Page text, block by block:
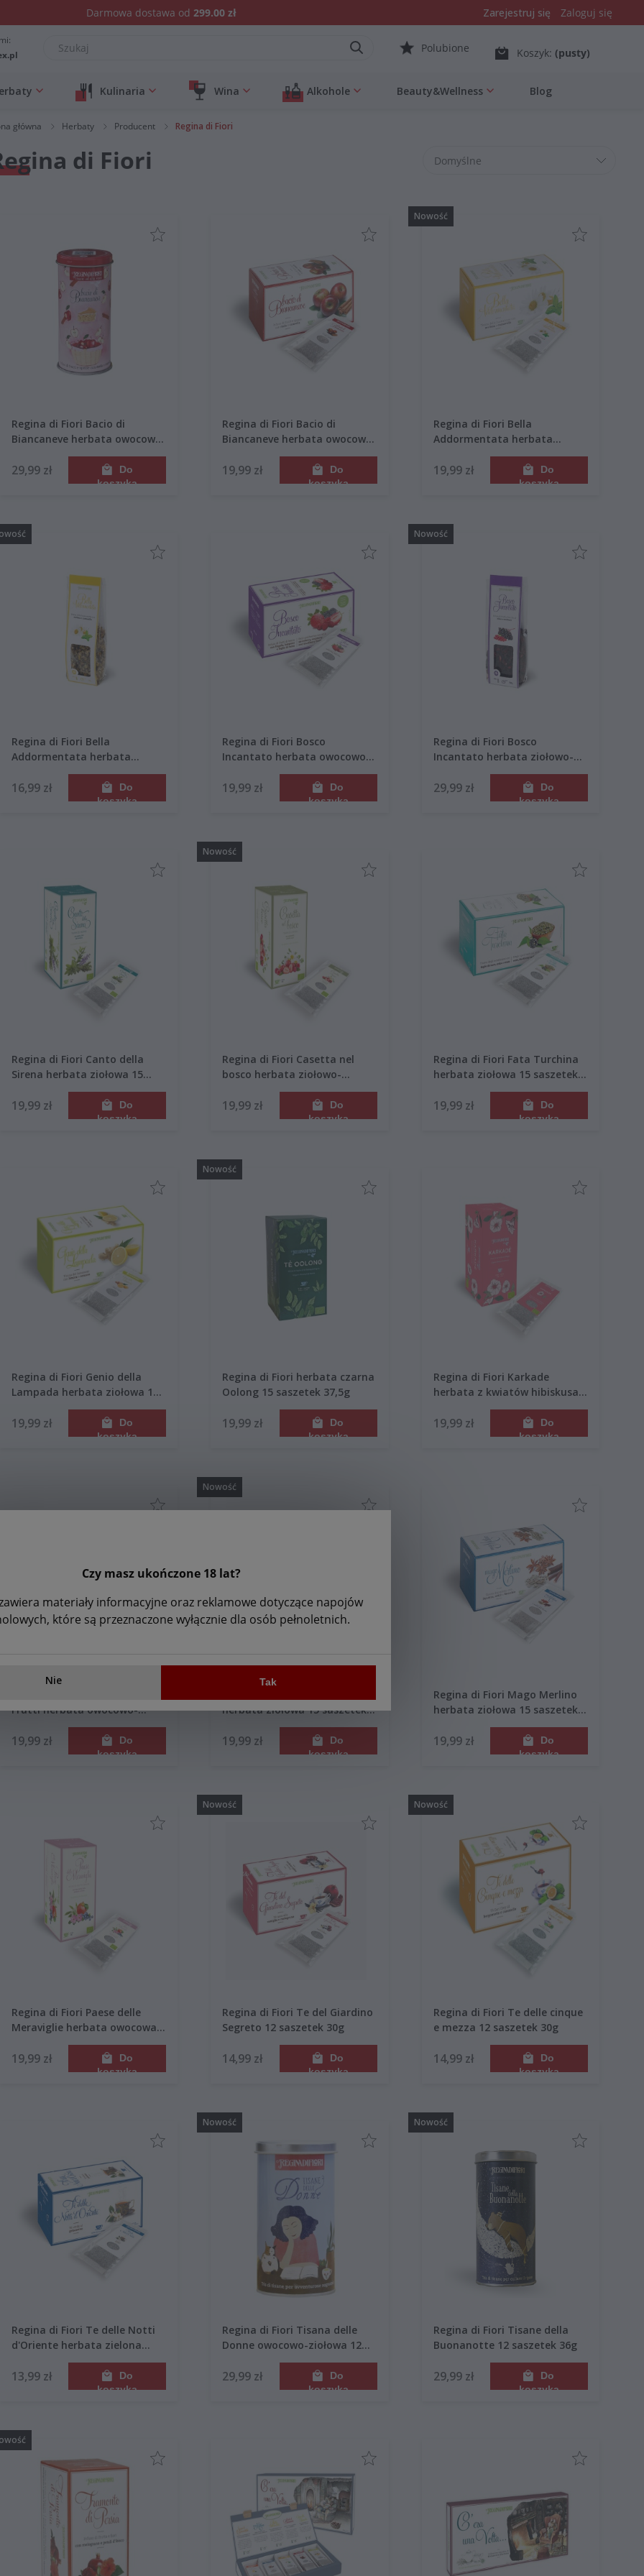
Darmowa dostawa od 299.00 zł Zarejestruj się Zaloguj się
Polubione Koszyk: (pusty)
Kulinaria Wina Alkohole Beauty&Wellness Blog
główna Herbaty Producent Regina di Fiori
Czy masz ukończone 18 lat?
materiały informacyjne oraz reklamowe dotyczące napojów
które są przeznaczone wyłącznie dla osób pełnoletnich.
Nie Tak
di Fiori
Regina di Fiori Bacio di
Biancaneve herbata owocowo-
puszka
29,99 zł
Do
koszyka
Regina di Fiori Bacio di
Biancaneve herbata owocowo-
ziołowa 15 saszetek 45g
19,99 zł
Do
koszyka
Regina di Fiori Bella
Addormentata herbata
ziołowa 15 saszetek 45g
19,99 zł
Do
koszyka
Nowość
Regina di Fiori Bella
Addormentata herbata
ziołowa 30g
16,99 zł
Do
koszyka
Regina di Fiori Bosco
Incantato herbata owocowo-
ziołowa 15 saszetek 45g
19,99 zł
Do
koszyka
Regina di Fiori Bosco
Incantato herbata ziołowo-
owocowa 100g
29,99 zł
Do
koszyka
Nowość
Regina di Fiori Canto della
Sirena herbata ziołowa 15
saszetek 45g
19,99 zł
Do
koszyka
Regina di Fiori Casetta nel
bosco herbata ziołowo-
owocowa 15 saszetek 45g
19,99 zł
Do
koszyka
Nowość
Regina di Fiori Fata Turchina
herbata ziołowa 15 saszetek
19,99 zł
Do
koszyka
Regina di Fiori Genio della
Lampada herbata ziołowa 15
saszetek 45g
19,99 zł
Do
koszyka
Regina di Fiori herbata czarna
Oolong 15 saszetek 37,5g
19,99 zł
Do
koszyka
Nowość
Regina di Fiori Karkade
herbata z kwiatów hibiskusa
15 saszetek 45g
19,99 zł
Do
koszyka
Frutti herbata owocowo-
ziołowa 15 saszetek 45g
19,99 zł
Do
koszyka
herbata ziołowa 15 saszetek
19,99 zł
Do
koszyka
Nowość
Regina di Fiori Mago Merlino
herbata ziołowa 15 saszetek
19,99 zł
Do
koszyka
Regina di Fiori Paese delle
Meraviglie herbata owocowa
15 saszetek 45g
19,99 zł
Do
koszyka
Regina di Fiori Te del Giardino
Segreto 12 saszetek 30g
14,99 zł
Do
koszyka
Nowość
Regina di Fiori Te delle cinque
e mezza 12 saszetek 30g
14,99 zł
Do
koszyka
Nowość
Regina di Fiori Te delle Notti
d'Oriente herbata zielona
jaśminowa 12 saszetek 30g
13,99 zł
Do
koszyka
Regina di Fiori Tisana delle
Donne owocowo-ziołowa 12
saszetek 36g puszka
29,99 zł
Do
koszyka
Nowość
Regina di Fiori Tisane della
Buonanotte 12 saszetek 36g
29,99 zł
Do
koszyka
Nowość